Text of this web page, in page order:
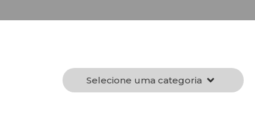
Selecione uma categoria